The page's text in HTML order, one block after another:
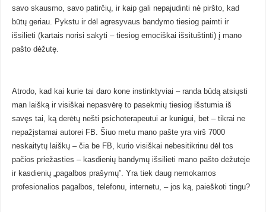
savo skausmo, savo patirčių, ir kaip gali nepajudinti nė piršto, kad
būtų geriau. Pykstu ir dėl agresyvaus bandymo tiesiog paimti ir
išsilieti (kartais norisi sakyti – tiesiog emociškai išsituštinti) į mano
pašto dėžutę.
Atrodo, kad kai kurie tai daro kone instinktyviai – randa būdą atsiųsti
man laišką ir visiškai nepasvėrę to pasekmių tiesiog išstumia iš
savęs tai, ką derėtų nešti psichoterapeutui ar kunigui, bet – tikrai ne
nepažįstamai autorei FB. Šiuo metu mano pašte yra virš 7000
neskaitytų laiškų – čia be FB, kurio visiškai nebesitikrinu dėl tos
pačios priežasties – kasdienių bandymų išsilieti mano pašto dėžutėje
ir kasdienių „pagalbos prašymų”. Yra tiek daug nemokamos
profesionalios pagalbos, telefonu, internetu, – jos ką, paieškoti tingu?